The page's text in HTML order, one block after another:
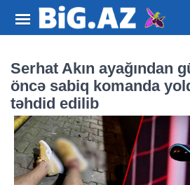
Serhat Akın ayağından
öncə sabiq komanda
təhdid edilib